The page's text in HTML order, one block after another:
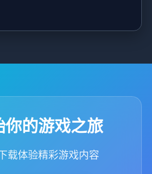
你的游戏之旅
载体验精彩游戏内容